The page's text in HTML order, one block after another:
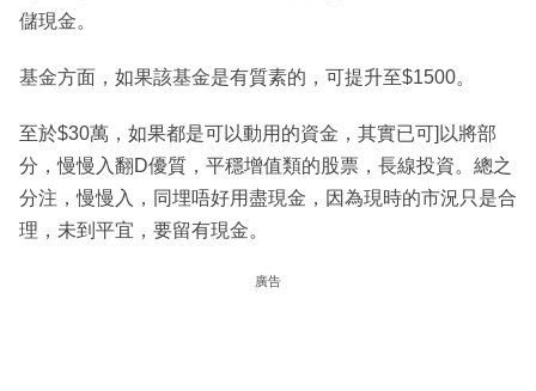
儲現金。
基金方面，如果該基金是有質素的，可提升至$1500。
至於$30萬，如果都是可以動用的資金，其實已可]以將部
分，慢慢入翻D優質，平穩增值類的股票，長線投資。總之
分注，慢慢入，同埋唔好用盡現金，因為現時的市況只是合
理，未到平宜，要留有現金。
廣告